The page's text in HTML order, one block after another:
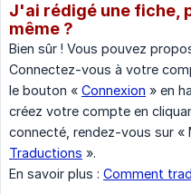
J'ai rédigé une fiche,
même ?
Bien sûr ! Vous pouvez
Connectez-vous à votre
le bouton « Connexion » en
créez votre compte en
connecté, rendez-vous sur «
Traductions ».
En savoir plus : Comment